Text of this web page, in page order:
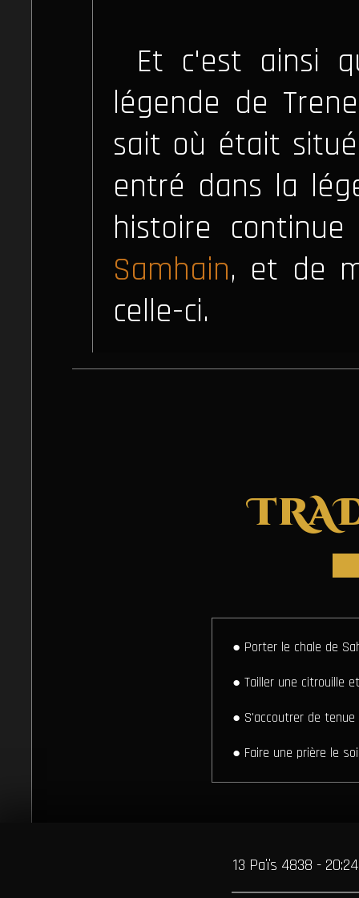
Et c'est ainsi
légende de
sait où était
entré dans la
histoire
Samhain, et de
celle-ci.
● Porter le chale de
● Tailler une citrouille
● S'accoutrer de tenue
● Faire une prière le
13 Païs 4838 - 20:24